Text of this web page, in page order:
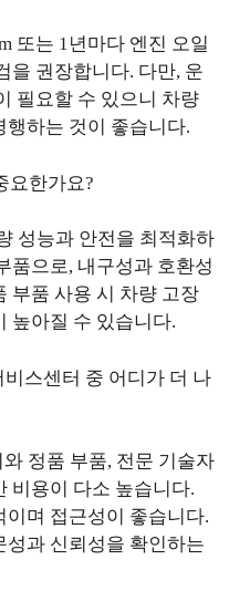
또는 1년마다 엔진 오일
을 권장합니다. 다만, 운
필요할 수 있으니 차량
하는 것이 좋습니다.
요한가요?
성능과 안전을 최적화하
품으로, 내구성과 호환성
부품 사용 시 차량 고장
높아질 수 있습니다.
스센터 중 어디가 더 나
정품 부품, 전문 기술자
비용이 다소 높습니다.
이며 접근성이 좋습니다.
과 신뢰성을 확인하는